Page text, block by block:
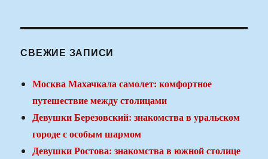
СВЕЖИЕ ЗАПИСИ
Москва Махачкала самолет: комфортное
путешествие между столицами
Девушки Березовский: знакомства в уральском
городе с особым шармом
Девушки Ростова: знакомства в южной столице